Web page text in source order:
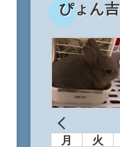
ぴょん吉
月 火